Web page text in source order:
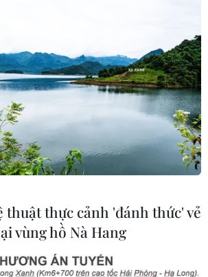
nhất lên đến 29,7
đô thị gắn liền với
học đầu tiên có
tuyệt đối 30/30
thuật thực cảnh 'đánh thức' vẻ
vùng hồ Nà Hang